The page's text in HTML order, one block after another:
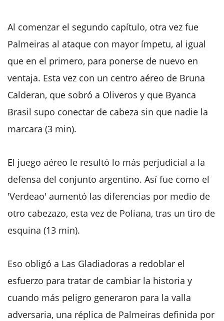
Al comenzar el segundo capítulo, otra vez fue
Palmeiras al ataque con mayor ímpetu, al igual
que en el primero, para ponerse de nuevo en
ventaja. Esta vez con un centro aéreo de Bruna
Calderan, que sobró a Oliveros y que Byanca
Brasil supo conectar de cabeza sin que nadie la
marcara (3 min).
El juego aéreo le resultó lo más perjudicial a la
defensa del conjunto argentino. Así fue como el
'Verdeao' aumentó las diferencias por medio de
otro cabezazo, esta vez de Poliana, tras un tiro de
esquina (13 min).
Eso obligó a Las Gladiadoras a redoblar el
esfuerzo para tratar de cambiar la historia y
cuando más peligro generaron para la valla
adversaria, una réplica de Palmeiras definida por